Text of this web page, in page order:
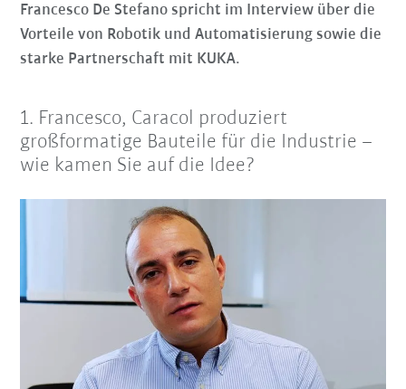
Francesco De Stefano spricht im Interview über die
Vorteile von Robotik und Automatisierung sowie die
starke Partnerschaft mit KUKA.
1. Francesco, Caracol produziert
großformatige Bauteile für die Industrie –
wie kamen Sie auf die Idee?